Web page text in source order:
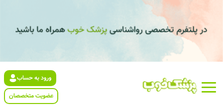
ورود به حساب
عضویت متخصصان